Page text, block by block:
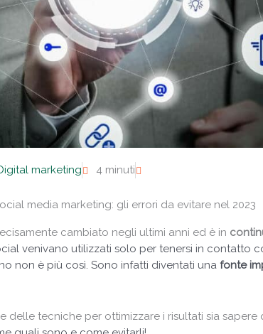
marketing 4 minuti
media marketing: gli errori da evitare nel 2023
cambiato negli ultimi anni ed è in
venivano utilizzati solo per tenersi in contatto
non è più così. Sono infatti diventati una fonte
delle tecniche per ottimizzare i risultati sia sapere